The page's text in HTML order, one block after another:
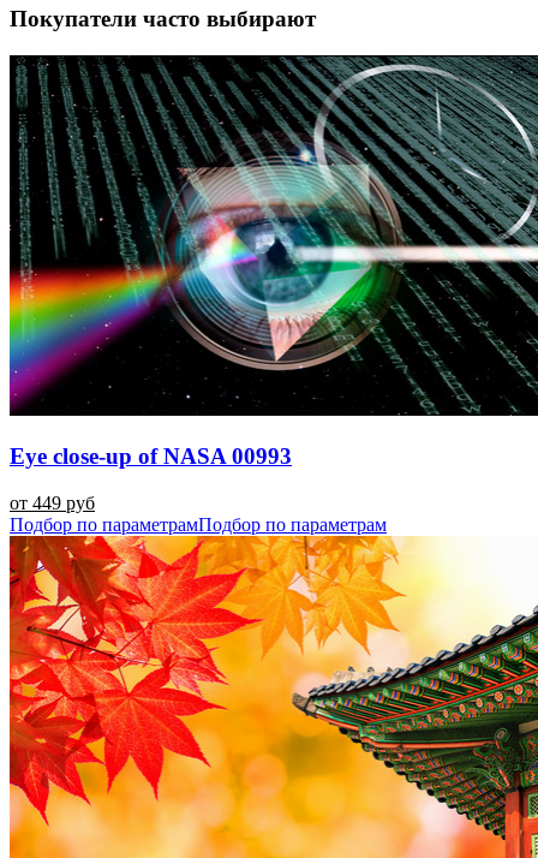
Покупатели часто выбирают
Eye close-up of NASA 00993
от 449 руб
Подбор по параметрамПодбор по параметрам